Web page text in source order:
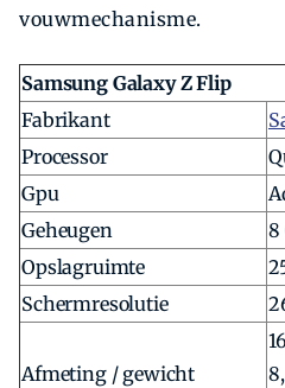
vouwmechanisme.
Samsung Galaxy Z Flip
Fabrikant
Processor
Gpu
Geheugen
8
Opslagruimte
Schermresolutie
Afmeting / gewicht